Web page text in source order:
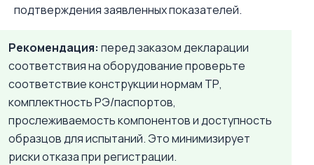
подтверждения заявленных показателей.
Рекомендация: перед заказом декларации
соответствия на оборудование проверьте
соответствие конструкции нормам ТР,
комплектность РЭ/паспортов,
прослеживаемость компонентов и доступность
образцов для испытаний. Это минимизирует
риски отказа при регистрации.